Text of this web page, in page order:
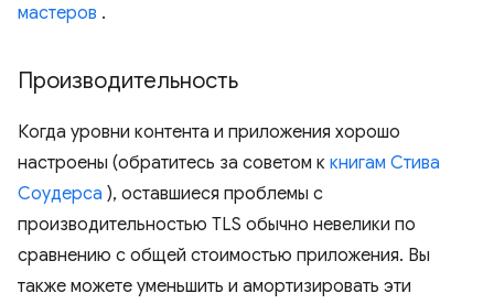
мастеров .
Производительность
Когда уровни контента и приложения хорошо
настроены (обратитесь за советом к книгам Стива
Соудерса ), оставшиеся проблемы с
производительностью TLS обычно невелики по
сравнению с общей стоимостью приложения. Вы
также можете уменьшить и амортизировать эти